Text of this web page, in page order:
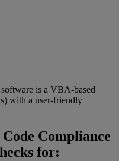
is a VBA-based
with a user-friendly
Compliance
for: